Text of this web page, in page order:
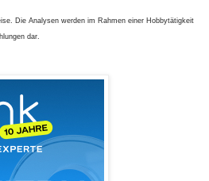
Die Analysen werden im Rahmen einer Hobbytätigkeit
dar.